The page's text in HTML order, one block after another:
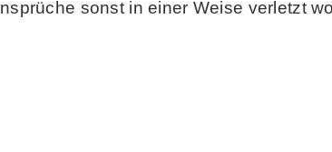
sonst in einer Weise verletzt